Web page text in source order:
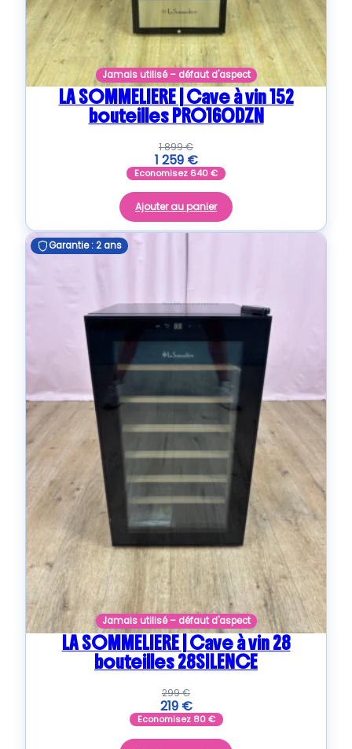
Jamais utilisé – défaut d'aspect
LA SOMMELIERE | Cave à vin 152
bouteilles PRO160DZN
1 899€
1 259 €
Economisez 640€
Ajouter au panier
Garantie : 2 ans
Jamais utilisé – défaut d'aspect
LA SOMMELIERE | Cave à vin 28
bouteilles 28SILENCE
299€
219 €
Economisez 80€